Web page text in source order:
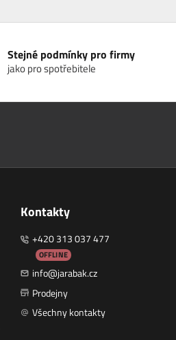
Stejné podmínky pro firmy
jako pro spotřebitele
Kontakty
+420 313 037 477
OFFLINE
info@jarabak.cz
Prodejny
Všechny kontakty